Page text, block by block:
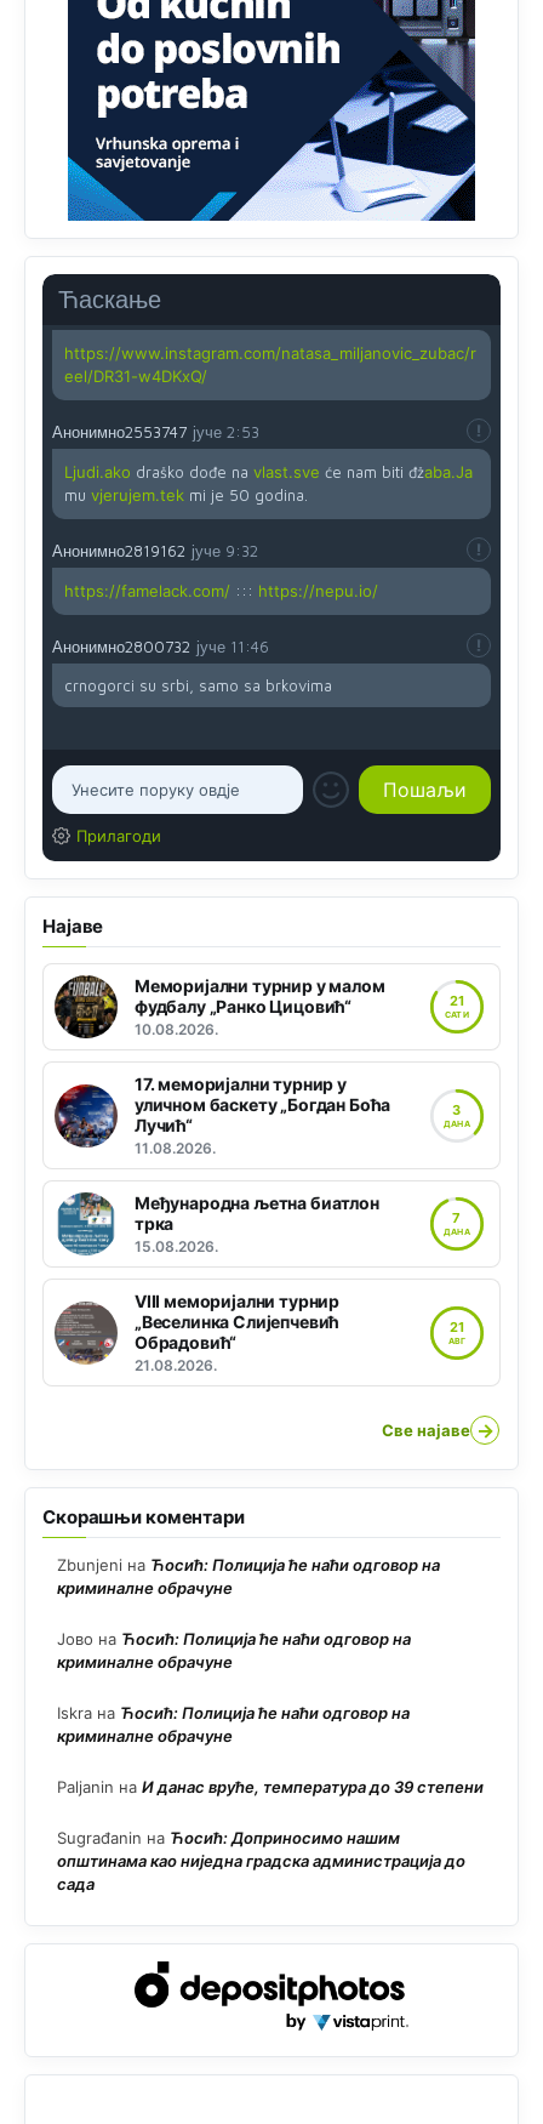
Ћаскање
zahtjeva optičkih skenera.
Анонимно2818605 јуче
11:45
Ovo pravilo jeste unijelo opravdan strah, posebno kada
su u pitanju starije osobe, osobe sa slabijim vidom ili
drhtavom rukom
Анонимно2819033 јуче 12:24
Yes,nekada je bila corava kutija za IZBORE a danas su
coravi biraci.
Анонимно2819162
https://www.instagram.com/natasa_miljanovic_zubac/r
eel/DR31-w4DKxQ/
Анонимно2553747 јуче 2:53
Ljudi.ako draško dođe na vlast.sve će nam biti đžaba.Ja
mu vjerujem.tek mi je 50 godina.
Анонимно2819162 јуче 9:32
https://famelack.com/ ::: https://nepu.io/
Анонимно2800732 јуче 11:46
crnogorci su srbi, samo sa brkovima
Прилагоди
Најаве
Меморијални турнир у малом
фудбалу „Ранко Цицовић“
10.08.2026.
21
САТИ
17. меморијални турнир у
уличном баскету „Богдан Боћа
Лучић“
11.08.2026.
3
ДАНА
Међународна љетна биатлон
трка
15.08.2026.
7
ДАНА
VIII меморијални турнир
„Веселинка Слијепчевић
Обрадовић“
21.08.2026.
21
АВГ
Све најаве →
Скорашњи коментари
Zbunjeni на Ћосић: Полиција ће наћи одговор на
криминалне обрачуне
Јово на Ћосић: Полиција ће наћи одговор на
криминалне обрачуне
Iskra на Ћосић: Полиција ће наћи одговор на
криминалне обрачуне
Paljanin на И данас вруће, температура до 39 степени
Sugrađanin на Ћосић: Доприносимо нашим
општинама као ниједна градска администрација до
сада